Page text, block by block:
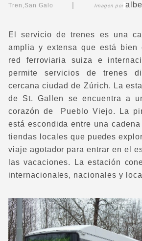
Tren,San Galo Imagen por
El servicio de trenes es una
amplia y extensa que está bien
red ferroviaria suiza e
permite servicios de trenes
cercana ciudad de Zúrich. La
de St. Gallen se encuentra a
corazón de Pueblo Viejo. La
está escondida entre una
tiendas locales que puedes
viaje agotador para entrar en el
las vacaciones. La estación
internacionales, nacionales y